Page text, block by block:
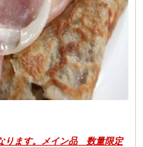
(produced
ム
ーヌ
ります。メイン品 数量限定